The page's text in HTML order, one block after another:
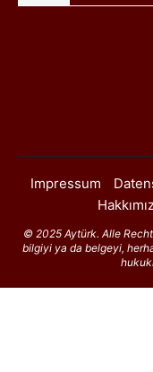
Impressum
© 2025 Aytürk. Alle
bilgiyi ya da belgeyi,